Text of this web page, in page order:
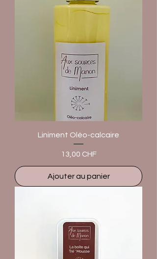
Liniment Oléo-calcaire
Prix
13,00 CHF
Ajouter au panier